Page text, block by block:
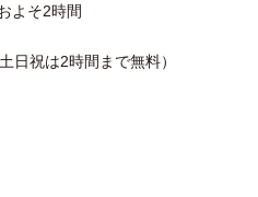
よそ2時間
日祝は2時間まで無料）